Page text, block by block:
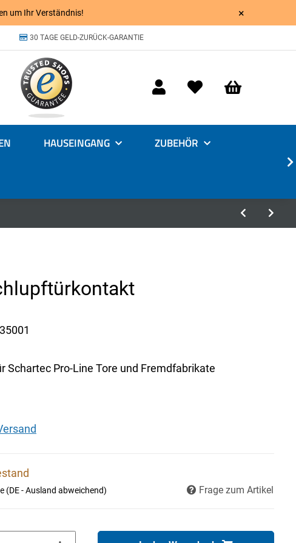
um Ihr Verständnis! ×
30 TAGE GELD-ZURÜCK-GARANTIE
HAUSEINGANG ZUBEHÖR
Schartec Pro-Line Tore und Fremdfabrikate
(DE - Ausland abweichend) Frage zum Artikel